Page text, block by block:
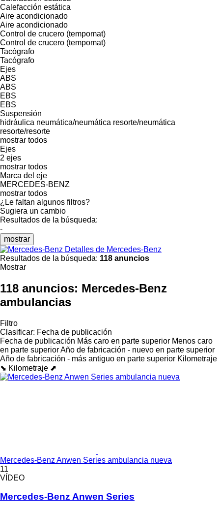
Calefacción estática
Aire acondicionado
Aire acondicionado
Control de crucero (tempomat)
Control de crucero (tempomat)
Tacógrafo
Tacógrafo
Ejes
ABS
ABS
EBS
EBS
Suspensión
hidráulica neumática/neumática resorte/neumática
resorte/resorte
mostrar todos
Ejes
2 ejes
mostrar todos
Marca del eje
MERCEDES-BENZ
mostrar todos
¿Le faltan algunos filtros?
Sugiera un cambio
Resultados de la búsqueda:
-
mostrar
Detalles de Mercedes-Benz
Resultados de la búsqueda: 118 anuncios
Mostrar
118 anuncios: Mercedes-Benz
ambulancias
Filtro
Clasificar: Fecha de publicación
Fecha de publicación Más caro en parte superior Menos caro
en parte superiorAño de fabricación - nuevo en parte superior
Año de fabricación - más antiguo en parte superior Kilometraje
⬊ Kilometraje ⬈
Mercedes-Benz Anwen Series ambulancia nueva
11
VÍDEO
Mercedes-Benz Anwen Series